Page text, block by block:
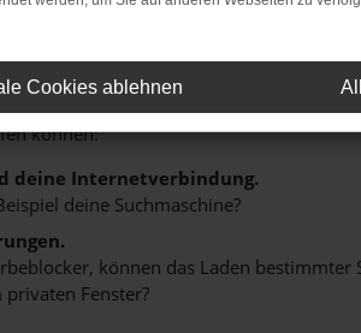
können:
deine Internetverbindung.
deine Suchmaschine?
können das Laden
Fenster?
Cookies ablehnen